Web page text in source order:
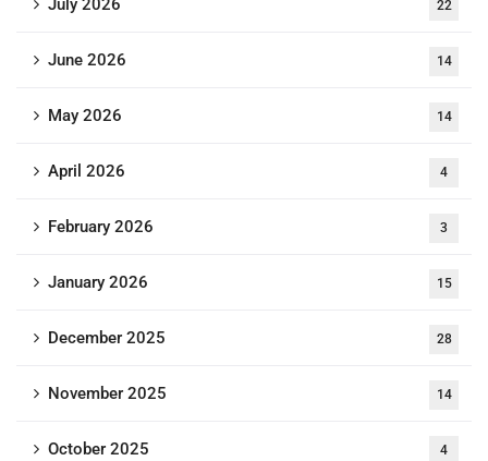
July 2026 22
June 2026 14
May 2026 14
April 2026 4
February 2026 3
January 2026 15
December 2025 28
November 2025 14
October 2025 4